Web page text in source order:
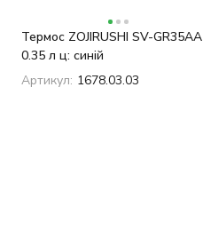
Термос ZOJIRUSHI SV-GR35AA
0.35 л ц: синій
Артикул: 1678.03.03